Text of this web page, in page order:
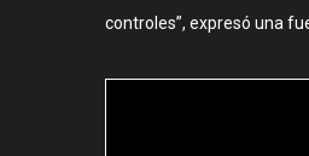
controles”, expresó una